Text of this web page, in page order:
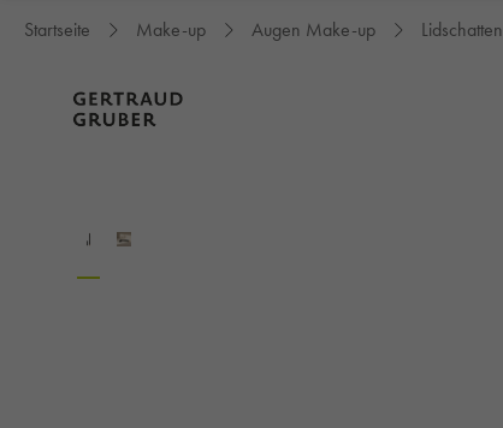
Startseite Make-up Augen Make-up Lidschatten